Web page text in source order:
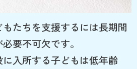
たちを支援するには長期間
要不可欠です。
入所する子どもは低年齢